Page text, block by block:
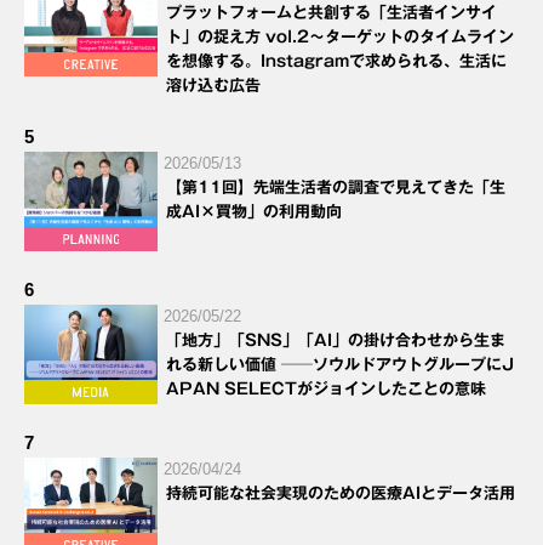
プラットフォームと共創する「生活者インサイ
ト」の捉え方 vol.2～ターゲットのタイムライン
を想像する。Instagramで求められる、生活に
溶け込む広告
5
2026/05/13
【第11回】先端生活者の調査で見えてきた「生
成AI×買物」の利用動向
6
2026/05/22
「地方」「SNS」「AI」の掛け合わせから生ま
れる新しい価値 ──ソウルドアウトグループにJ
APAN SELECTがジョインしたことの意味
7
2026/04/24
持続可能な社会実現のための医療AIとデータ活用